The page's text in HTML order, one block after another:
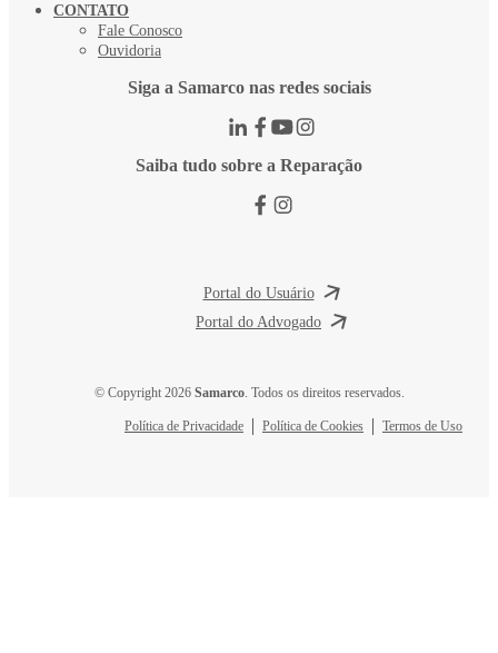
CONTATO
Fale Conosco
Ouvidoria
Siga a Samarco nas redes sociais
Saiba tudo sobre a Reparação
Portal do Usuário
Portal do Advogado
© Copyright 2026 Samarco. Todos os direitos reservados.
Política de Privacidade Política de Cookies Termos de Uso